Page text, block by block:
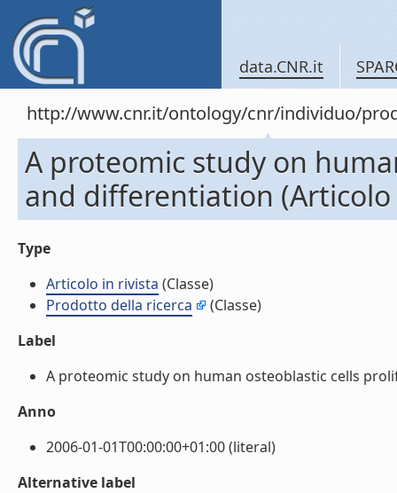
data.CNR.it
http://www.cnr.it/ontology/cnr/individuo/
A proteomic study on
and differentiation
Type
Articolo in rivista (Classe)
Prodotto della ricerca
(Classe)
Label
A proteomic study on human osteoblastic cells
Anno
2006-01-01T00:00:00+01:00 (literal)
Alternative label